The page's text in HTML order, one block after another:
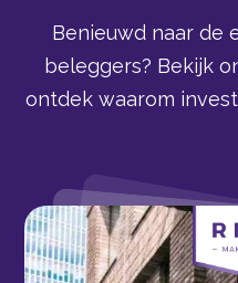
Benieuwd naar de
beleggers? Bekijk
ontdek waarom